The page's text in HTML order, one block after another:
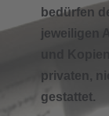
bedürfen
jeweiligen
und
privaten,
gestattet.